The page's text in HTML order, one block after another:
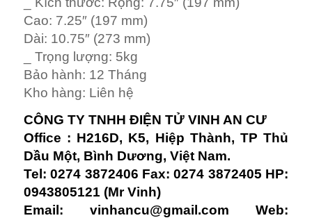
Cao: 7.25″ (197 mm)
Dài: 10.75″ (273 mm)
_ Trọng lượng: 5kg
Bảo hành: 12 Tháng
Kho hàng: Liên hệ
CÔNG TY TNHH ĐIỆN TỬ VINH AN CƯ
Office : H216D, K5, Hiệp Thành, TP Thủ
Dầu Một, Bình Dương, Việt Nam.
Tel: 0274 3872406 Fax: 0274 3872405 HP:
0943805121 (Mr Vinh)
Email: vinhancu@gmail.com Web: